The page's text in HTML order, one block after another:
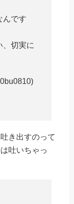
んです
、切実に
き出すのって
吐いちゃっ